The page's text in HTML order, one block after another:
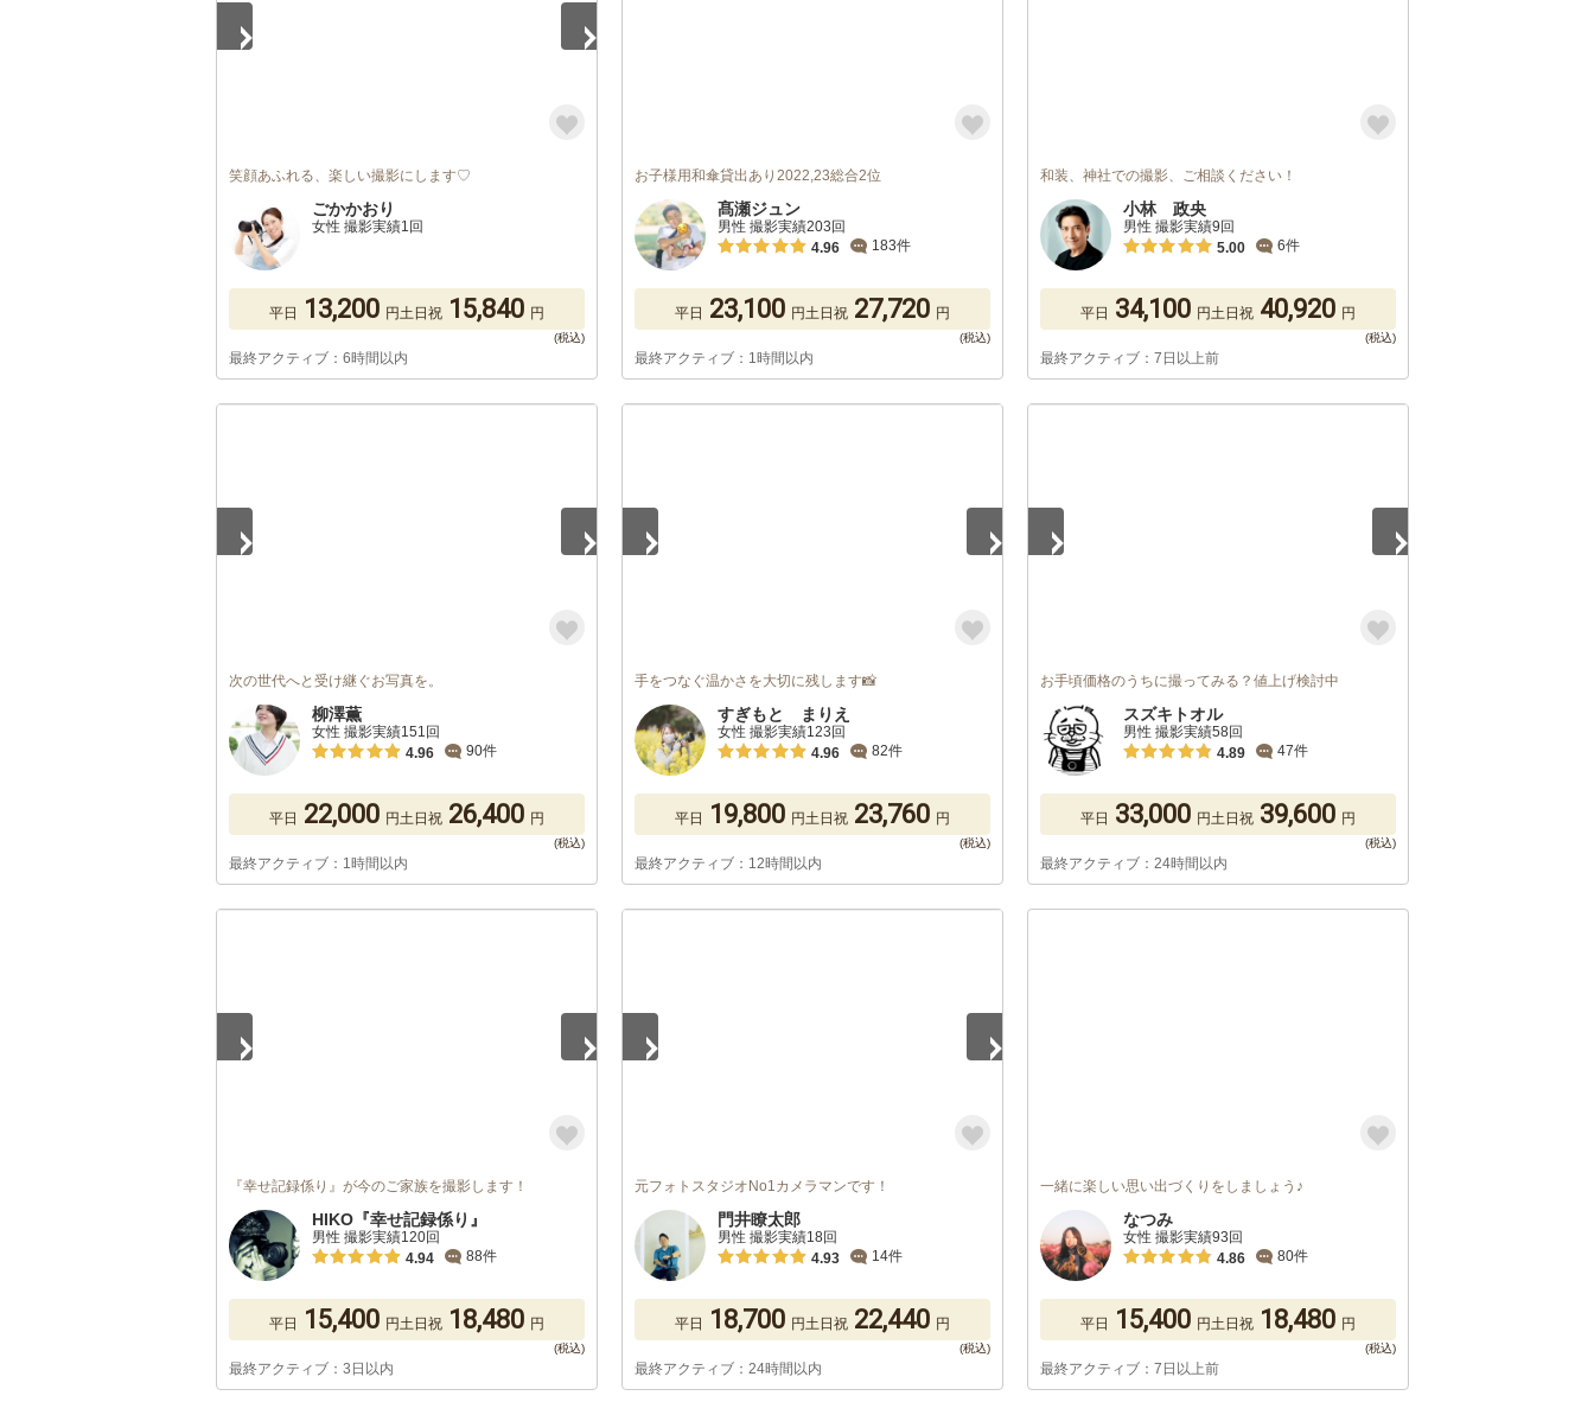
笑顔あふれる、楽しい撮影にします♡
ごかかおり
女性 撮影実績1回
平日 13,200 円土日祝 15,840 円
最終アクティブ：6時間以内
お子様用和傘貸出あり2022,23総合2位
髙瀬ジュン
男性 撮影実績203回
4.96
183件
平日 23,100 円土日祝 27,720 円
最終アクティブ：1時間以内
和装、神社での撮影、ご相談ください！
小林 政央
男性 撮影実績9回
5.00
6件
平日 34,100 円土日祝 40,920 円
最終アクティブ：7日以上前
次の世代へと受け継ぐお写真を。
柳澤薫
女性 撮影実績151回
4.96
90件
平日 22,000 円土日祝 26,400 円
最終アクティブ：1時間以内
手をつなぐ温かさを大切に残します📸
すぎもと まりえ
女性 撮影実績123回
4.96
82件
平日 19,800 円土日祝 23,760 円
最終アクティブ：12時間以内
お手頃価格のうちに撮ってみる？値上げ検討中
スズキトオル
男性 撮影実績58回
4.89
47件
平日 33,000 円土日祝 39,600 円
最終アクティブ：24時間以内
『幸せ記録係り』が今のご家族を撮影します！
HIKO『幸せ記録係り』
男性 撮影実績120回
4.94
88件
平日 15,400 円土日祝 18,480 円
最終アクティブ：3日以内
元フォトスタジオNo1カメラマンです！
門井瞭太郎
男性 撮影実績18回
4.93
14件
平日 18,700 円土日祝 22,440 円
最終アクティブ：24時間以内
一緒に楽しい思い出づくりをしましょう♪
なつみ
女性 撮影実績93回
4.86
80件
平日 15,400 円土日祝 18,480 円
最終アクティブ：7日以上前